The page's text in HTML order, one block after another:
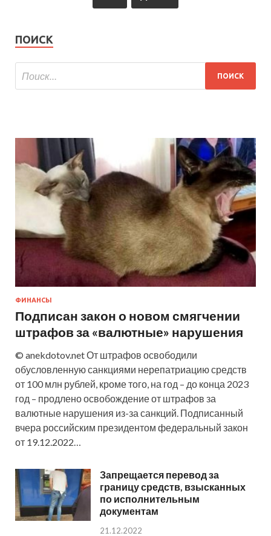
ПОИСК
ФИНАНСЫ
Подписан закон о новом смягчении
штрафов за «валютные» нарушения
© anekdotov.net От штрафов освободили
обусловленную санкциями нерепатриацию средств
от 100 млн рублей, кроме того, на год – до конца 2023
год – продлено освобождение от штрафов за
валютные нарушения из-за санкций. Подписанный
вчера российским президентом федеральный закон
от 19.12.2022…
Запрещается перевод за
границу средств, взысканных
по исполнительным
документам
21.12.2022